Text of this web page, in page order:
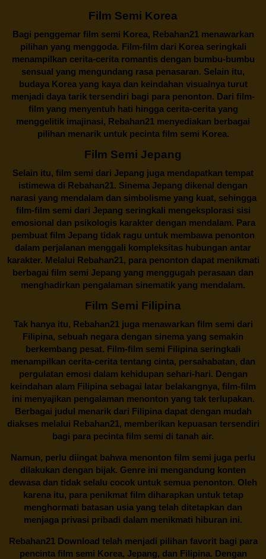
Film Semi Korea
Bagi penggemar film semi Korea, Rebahan21menawarkan
pilihan yang menggoda. Film-film dari Korea seringkali
menampilkan cerita-cerita romantis dengan bumbu-bumbu
sensual yang mengundang rasa penasaran. Selain itu,
budaya Korea yang kaya dan keindahan visualnya turut
menjadi daya tarik tersendiri bagi para penonton. Dari film-
film yang menyentuh hati hingga cerita-cerita yang
menggelitik imajinasi, Rebahan21 menyediakan berbagai
pilihan menarik untuk pecinta film semi Korea.
Film Semi Jepang
Selain itu, film semi dari Jepang juga mendapatkan tempat
istimewa di Rebahan21. Sinema Jepang dikenal dengan
narasi yang mendalam dan simbolisme yang kuat, sehingga
film-film semi dari Jepang seringkali mengeksplorasi sisi
emosional dan psikologis karakter dengan mendalam. Para
pembuat film Jepang tidak ragu untuk membawa penonton
dalam perjalanan menggali kompleksitas hubungan antar
karakter. Melalui Rebahan21, para penonton dapat menikmati
berbagai film semi Jepang yang menggugah perasaan dan
menghadirkan pengalaman sinematik yang mendalam.
Film Semi Filipina
Tak hanya itu, Rebahan21juga menawarkan film semi dari
Filipina, sebuah negara dengan sinema yang semakin
berkembang pesat. Film-film semi Filipina seringkali
menampilkan cerita-cerita tentang cinta, persahabatan, dan
pergulatan emosi dalam kehidupan sehari-hari. Dengan
keindahan alam Filipina sebagai latar belakangnya, film-film
ini menyajikan pengalaman menonton yang tak terlupakan.
Berbagai judul menarik dari Filipina dapat dengan mudah
diakses melalui Rebahan21, memberikan kepuasan tersendiri
bagi para pecinta film semi di tanah air.
Namun, perlu diingat bahwa menonton film semi juga perlu
dilakukan dengan bijak. Genre ini mengandung konten
dewasa dan tidak selalu cocok untuk semua penonton. Oleh
karena itu, para penikmat film diharapkan untuk tetap
menghormati batasan usia yang telah ditetapkan dan
menjaga privasi pribadi dalam menikmati hiburan ini.
Rebahan21Download telah menjadi pilihan favorit bagi para
pencinta film semi Korea, Jepang, dan Filipina. Dengan